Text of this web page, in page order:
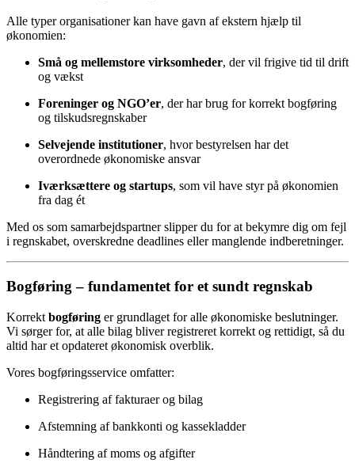
Alle typer organisationer kan have gavn af ekstern hjælp til
økonomien:
Små og mellemstore virksomheder, der vil frigive tid til drift
og vækst
Foreninger og NGO’er, der har brug for korrekt bogføring
og tilskudsregnskaber
Selvejende institutioner, hvor bestyrelsen har det
overordnede økonomiske ansvar
Iværksættere og startups, som vil have styr på økonomien
fra dag ét
Med os som samarbejdspartner slipper du for at bekymre dig om fejl
i regnskabet, overskredne deadlines eller manglende indberetninger.
Bogføring – fundamentet for et sundt regnskab
Korrekt bogføring er grundlaget for alle økonomiske beslutninger.
Vi sørger for, at alle bilag bliver registreret korrekt og rettidigt, så du
altid har et opdateret økonomisk overblik.
Vores bogføringsservice omfatter:
Registrering af fakturaer og bilag
Afstemning af bankkonti og kassekladder
Håndtering af moms og afgifter